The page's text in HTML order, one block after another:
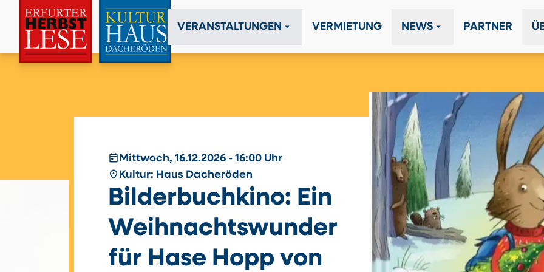
VERANSTALTUNGEN arrow_drop_down VERMIETUNG NEWS arrow_drop_down PARTNER
todayMittwoch, 16.12.2026 - 16:00 Uhr
place Kultur: Haus Dacheröden
Bilderbuchkino: Ein
Weihnachtswunder
für Hase Hopp von